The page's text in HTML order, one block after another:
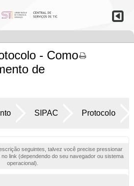
- Como
de
SIPAC Protocolo
seguintes, talvez você precise pressionar
link (dependendo do seu navegador ou sistema
operacional).